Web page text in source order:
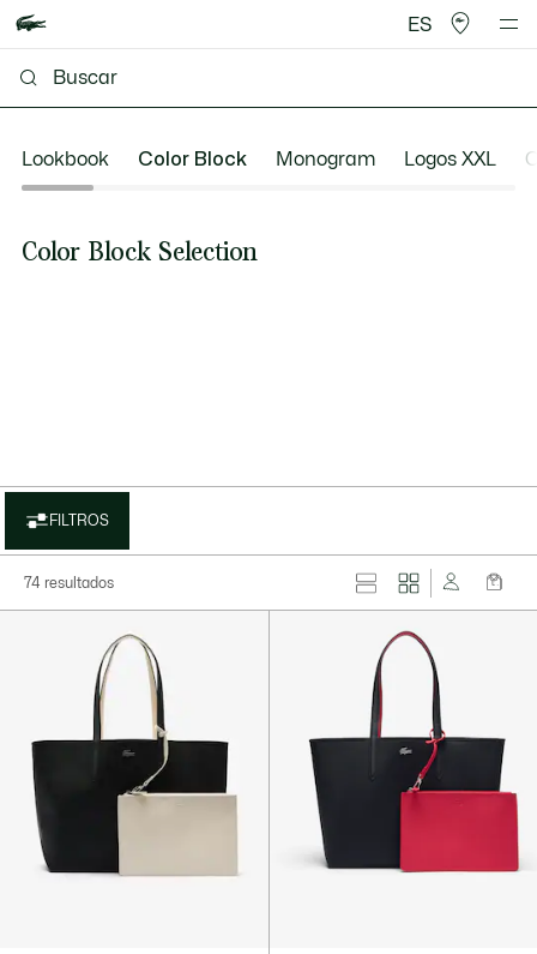
ES
Lookbook Color Block Monogram Logos XXL
Color Block Selection
FILTROS
74 resultados